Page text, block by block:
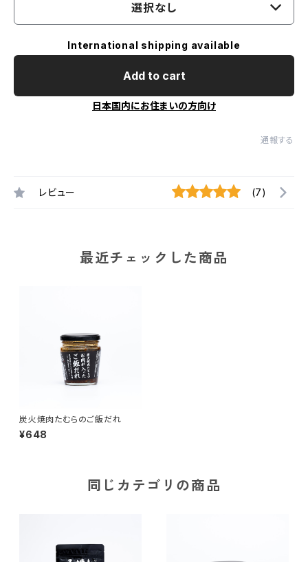
選択なし
International shipping available
Add to cart
日本国内にお住まいの方向け
通報する
レビュー (7)
最近チェックした商品
炭火焼肉たむらのご飯だれ
¥648
同じカテゴリの商品